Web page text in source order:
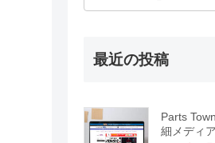
最近の投稿
Parts
細メディ